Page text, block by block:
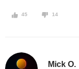
45 14
Mick O.